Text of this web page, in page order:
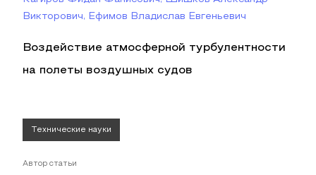
Викторович, Ефимов Владислав Евгеньевич
Воздействие атмосферной турбулентности
на полеты воздушных судов
Технические науки
Автор статьи